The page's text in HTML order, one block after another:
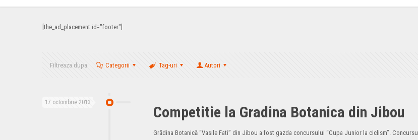
[the_ad_placement id="footer"]
Filtreaza dupa Categorii Tag-uri Autori
17 octombrie 2013
Competitie la Gradina Botanica din Jibou
Grădina Botanică “Vasile Fati” din Jibou a fost gazda concursului “Cupa Junior la ciclism”. Concursul